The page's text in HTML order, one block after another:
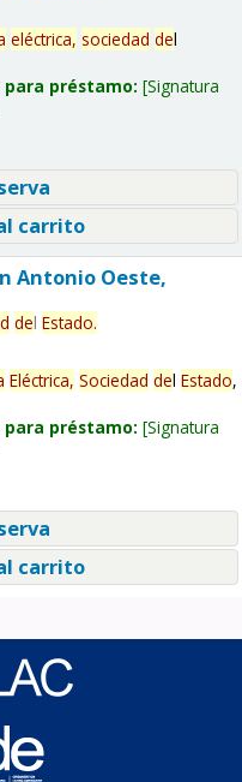
eléctrica, sociedad del
préstamo: Signatura
carrito
Antonio Oeste,
del Estado.
Eléctrica, Sociedad del Estado,
préstamo: Signatura
carrito